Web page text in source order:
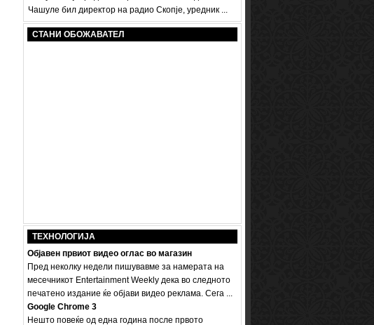
Чашуле бил директор на радио Скопје, уредник ...
СТАНИ ОБОЖАВАТЕЛ
ТЕХНОЛОГИЈА
Објавен првиот видео оглас во магазин
Пред неколку недели пишувавме за намерата на
месечникот Entertainment Weekly дека во следното
печатено издание ќе објави видео реклама. Сега ...
Google Chrome 3
Нешто повеќе од една година после првото